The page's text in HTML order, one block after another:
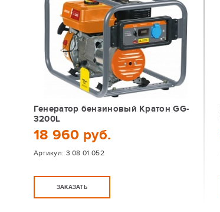
Генератор бензиновый Кратон GG-
3200L
18 960 руб.
Артикул: 3 08 01 052
ЗАКАЗАТЬ